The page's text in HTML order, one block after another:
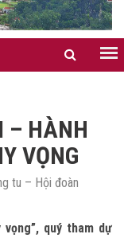
– HÀNH
VỌNG
tu – Hội đoàn
quý tham dự